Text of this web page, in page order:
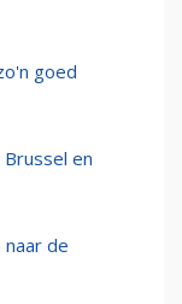
goed
en
de